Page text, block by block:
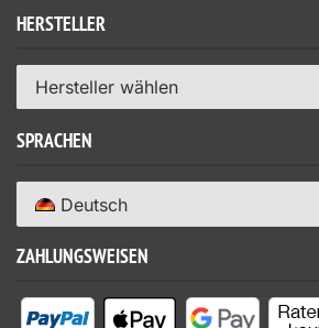
HERSTELLER
Hersteller wählen
SPRACHEN
Deutsch
ZAHLUNGSWEISEN